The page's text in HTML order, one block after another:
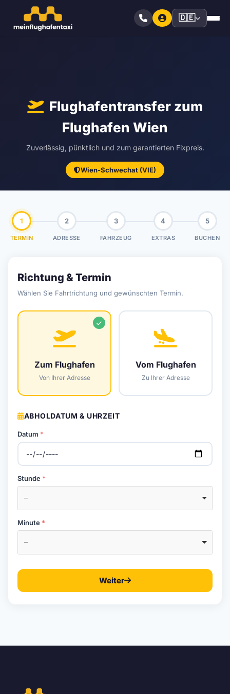
🇩🇪
Flughafentransfer zum
Flughafen Wien
Zuverlässig, pünktlich und zum garantierten Fixpreis.
Wien-Schwechat (VIE)
1
TERMIN
2
ADRESSE
3
FAHRZEUG
4
EXTRAS
5
BUCHEN
Richtung & Termin
Wählen Sie Fahrtrichtung und gewünschten Termin.
Zum Flughafen
Von Ihrer Adresse
Vom Flughafen
Zu Ihrer Adresse
ABHOLDATUM & UHRZEIT
Datum
Stunde
–
Minute
–
Weiter